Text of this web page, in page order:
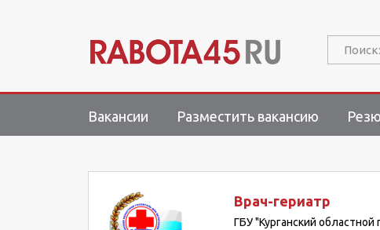
Поиск:
Вакансии Разместить вакансию
Врач-гериатр
ГБУ "Курганский